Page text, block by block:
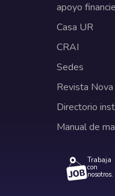
apoyo
Casa UR
CRAI
Sedes
Revista
Directorio
Manual de
Trabaja
con
nosotros.